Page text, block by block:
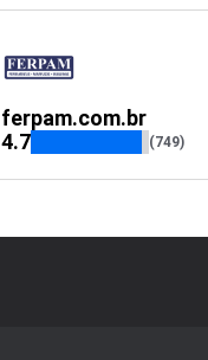
ferpam.com.br
4.7
(749)